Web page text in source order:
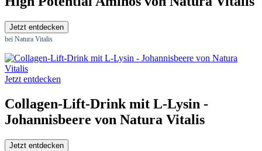
Jetzt entdecken
bei Natura Vitalis
Jetzt entdecken
Collagen-Lift-Drink mit L-Lysin -
Johannisbeere von Natura Vitalis
Jetzt entdecken